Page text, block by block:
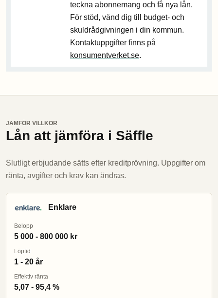
teckna abonnemang och få nya lån.
För stöd, vänd dig till budget- och
skuldrådgivningen i din kommun.
Kontaktuppgifter finns på
konsumentverket.se.
JÄMFÖR VILLKOR
Lån att jämföra i Säffle
Slutligt erbjudande sätts efter kreditprövning. Uppgifter om
ränta, avgifter och krav kan ändras.
Enklare
Belopp
5 000 - 800 000 kr
Löptid
1 - 20 år
Effektiv ränta
5,07 - 95,4 %